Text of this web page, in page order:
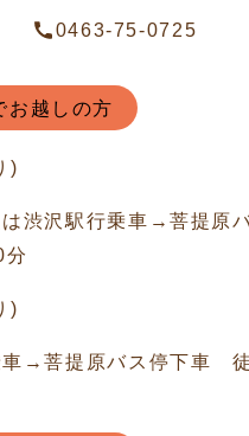
0463-75-0725
お越しの方
)
渋沢駅行乗車→菩提原
)
車→菩提原バス停下車